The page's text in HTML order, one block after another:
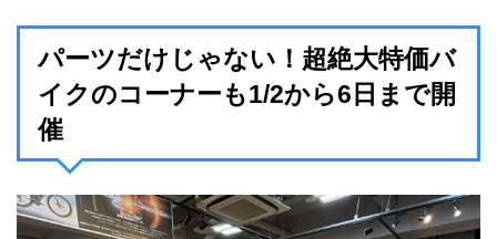
パーツだけじゃない！超絶大特価バ
イクのコーナーも1/2から6日まで開
催